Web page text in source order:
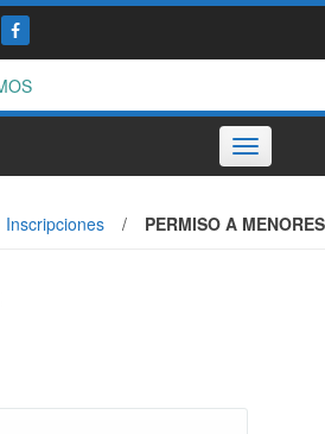
Toggle
navigation
Inscripciones / PERMISO A MENORES